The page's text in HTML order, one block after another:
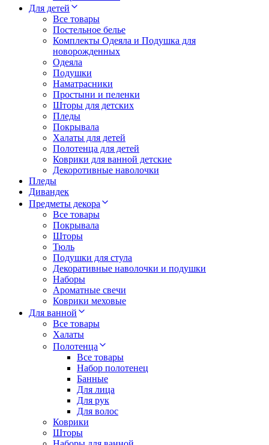
Для детей
Все товары
Постельное белье
Комплекты Одеяла и Подушка для
новорожденных
Одеяла
Подушки
Наматрасники
Простыни и пеленки
Шторы для детских
Пледы
Покрывала
Халаты для детей
Полотенца для детей
Коврики для ванной детские
Декоротивные наволочки
Пледы
Дивандек
Предметы декора
Все товары
Покрывала
Шторы
Тюль
Подушки для стула
Декоративные наволочки и подушки
Наборы
Ароматные свечи
Коврики меховые
Для ванной
Все товары
Халаты
Полотенца
Все товары
Набор полотенец
Банные
Для лица
Для рук
Для волос
Коврики
Шторы